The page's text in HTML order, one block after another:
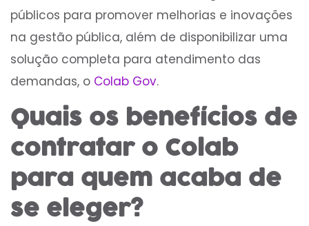
públicos para promover melhorias e inovações
na gestão pública, além de disponibilizar uma
solução completa para atendimento das
demandas, o Colab Gov.
Quais os benefícios de
contratar o Colab
para quem acaba de
se eleger?